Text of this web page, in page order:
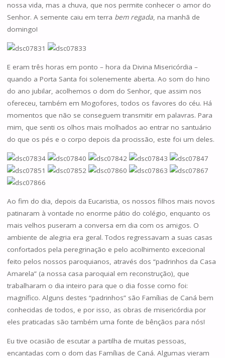
nossa vida, mas a chuva, que nos permite conhecer o amor do
Senhor. A semente caiu em terra bem regada, na manhã de
domingo!
E eram três horas em ponto – hora da Divina Misericórdia –
quando a Porta Santa foi solenemente aberta. Ao som do hino
do ano jubilar, acolhemos o dom do Senhor, que assim nos
ofereceu, também em Mogofores, todos os favores do céu. Há
momentos que não se conseguem transmitir em palavras. Para
mim, que senti os olhos mais molhados ao entrar no santuário
do que os pés e o corpo depois da procissão, este foi um deles.
Ao fim do dia, depois da Eucaristia, os nossos filhos mais novos
patinaram à vontade no enorme pátio do colégio, enquanto os
mais velhos puseram a conversa em dia com os amigos. O
ambiente de alegria era geral. Todos regressavam a suas casas
confortados pela peregrinação e pelo acolhimento excecional
feito pelos nossos paroquianos, através dos “padrinhos da Casa
Amarela” (a nossa casa paroquial em reconstrução), que
trabalharam o dia inteiro para que o dia fosse como foi:
magnífico. Alguns destes “padrinhos” são Famílias de Caná bem
conhecidas de todos, e por isso, as obras de misericórdia por
eles praticadas são também uma fonte de bênçãos para nós!
Eu tive ocasião de escutar a partilha de muitas pessoas,
encantadas com o dom das Famílias de Caná. Algumas vieram